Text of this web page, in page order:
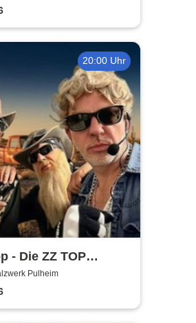
20:00 Uhr
- Die ZZ TOP
Pulheim